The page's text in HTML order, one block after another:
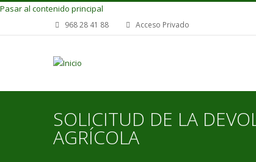
Pasar al contenido principal
968 28 41 88 Acceso Privado
SOLICITUD DE LA
AGRÍCOLA